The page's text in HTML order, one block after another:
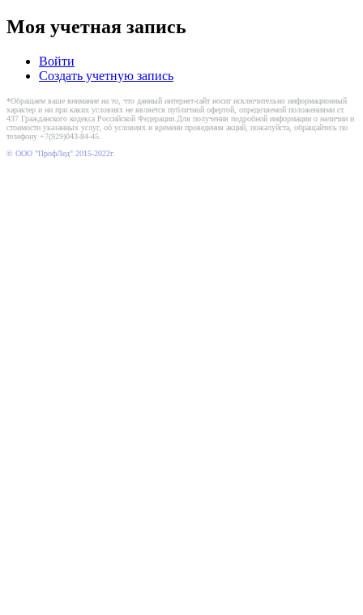
Моя учетная запись
Войти
Создать учетную запись
*Обращаем ваше внимание на то, что данный интернет-сайт носит исключительно информационный
характер и ни при каких условиях не является публичной офертой, определяемой положениями ст.
437 Гражданского кодекса Российской Федерации.Для получения подробной информации о наличии и
стоимости указанных услуг, об условиях и времени проведения акций, пожалуйста, обращайтесь по
телефону +7(929)043-84-45.
© ООО "ПрофЛед" 2015-2022г.